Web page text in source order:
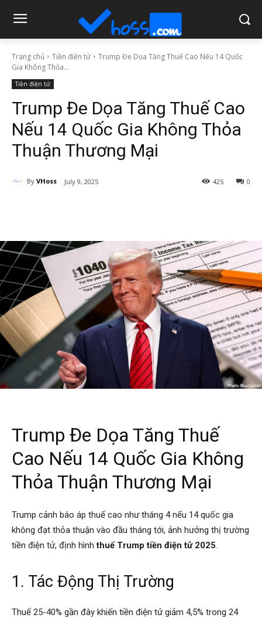
Trang chủ Tiền điện tử
Trump Đe Dọa Tăng Thuế Cao Nếu 14 Quốc
Gia Không Thỏa...
Tiền điện tử
Trump Đe Dọa Tăng Thuế Cao
Nếu 14 Quốc Gia Không Thỏa
Thuận Thương Mại
By VHoss July 9, 2025 0
425
Trump Đe Dọa Tăng Thuế
Cao Nếu 14 Quốc Gia Không
Thỏa Thuận Thương Mại
Trump cảnh báo áp thuế cao như tháng 4 nếu 14 quốc gia
không đạt thỏa thuận vào đầu tháng tới, ảnh hưởng thị trường
tiền điện tử, định hìnhthuế Trump tiền điện tử 2025.
1. Tác Động Thị Trường
Thuế 25-40% gần đây khiến tiền điện tử giảm 4,5% trong 24